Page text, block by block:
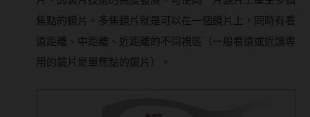
焦點的鏡片。多焦鏡片就是可以在一個鏡片上，同時有看
遠距離、中距離、近距離的不同視區（一般看遠或近讀專
用的鏡片是單焦點的鏡片）。